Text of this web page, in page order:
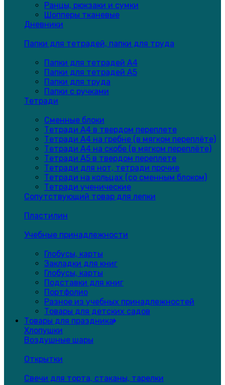
Ранцы, рюкзаки и сумки
Шопперы тканевые
Дневники
Папки для тетрадей, папки для труда
Папки для тетрадей А4
Папки для тетрадей А5
Папки для труда
Папки с ручками
Тетради
Сменные блоки
Тетради А4 в твердом переплете
Тетради А4 на гребне (в мягком переплёте)
Тетради А4 на скобе (в мягком переплёте)
Тетради А5 в твердом переплете
Тетради для нот, тетради прочие
Тетради на кольцах (со сменным блоком)
Тетради ученические
Сопутствующий товар для лепки
Пластилин
Учебные принадлежности
Глобусы, карты
Закладки для книг
Глобусы, карты
Подставки для книг
Портфолио
Разное из учебных принадлежностей
Товары для детских садов
Товары для праздника
Хлопушки
Воздушные шары
Открытки
Свечи для торта, стаканы, тарелки